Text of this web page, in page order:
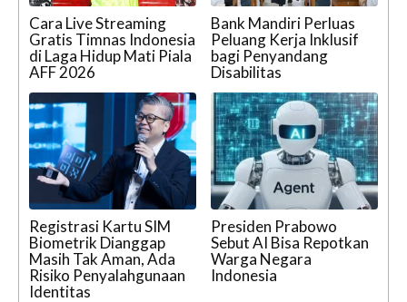
Cara Live Streaming
Gratis Timnas Indonesia
di Laga Hidup Mati Piala
AFF 2026
Bank Mandiri Perluas
Peluang Kerja Inklusif
bagi Penyandang
Disabilitas
Registrasi Kartu SIM
Biometrik Dianggap
Masih Tak Aman, Ada
Risiko Penyalahgunaan
Identitas
Presiden Prabowo
Sebut AI Bisa Repotkan
Warga Negara
Indonesia